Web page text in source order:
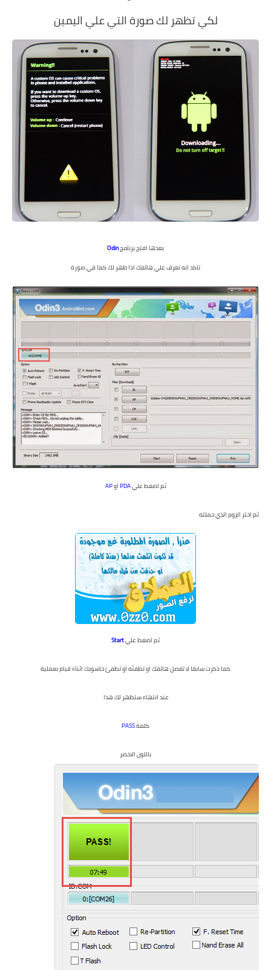
لكي تظهر لك صورة التي علي اليمين
بعدها افتح برنامجOdin
تاكد انه تعرف علي هاتفك اذا ظهر لك كما في صورة
ثم اضغط عليPDAاوAP
ثم اختر الروم الذي حملته
ثم اضغط عليStart
كما ذكرت سابقا لا تفصل هاتفك او تطفئه او تطفئ حاسوبك اثناء قيام بعملية
عند انتهاء ستظهر لك هذا
كلمةPASS
باللون الاخضر